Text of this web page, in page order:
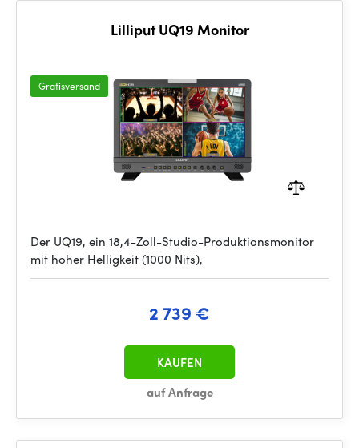
Lilliput UQ19 Monitor
Gratisversand
Der UQ19, ein 18,4-Zoll-Studio-Produktionsmonitor
mit hoher Helligkeit (1000 Nits),
2 739 €
auf Anfrage
KAUFEN